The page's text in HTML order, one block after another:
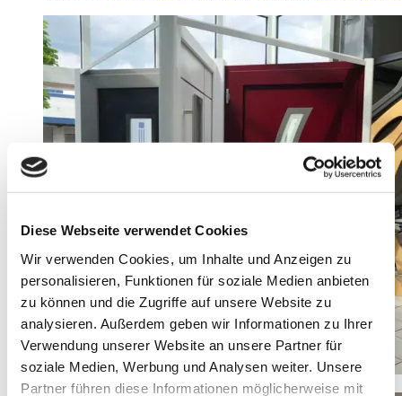
Diese Webseite verwendet Cookies
Wir verwenden Cookies, um Inhalte und Anzeigen zu
personalisieren, Funktionen für soziale Medien anbieten
zu können und die Zugriffe auf unsere Website zu
analysieren. Außerdem geben wir Informationen zu Ihrer
Verwendung unserer Website an unsere Partner für
soziale Medien, Werbung und Analysen weiter. Unsere
Partner führen diese Informationen möglicherweise mit